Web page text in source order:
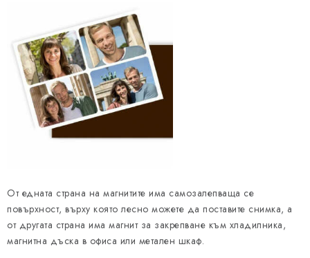
е
м
и
з
б
р
От едната страна на магнитите има самозалепваща се
повърхност, върху която лесно можете да поставите снимка, а
от другата страна има магнит за закрепване към хладилника,
магнитна дъска в офиса или метален шкаф.